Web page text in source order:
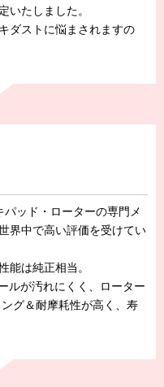
いたしました。
ダストに悩まされますの
パッド・ローターの専門メ
界中で高い評価を受けてい
能は純正相当。
ルが汚れにくく、ローター
グ＆耐摩耗性が高く、寿